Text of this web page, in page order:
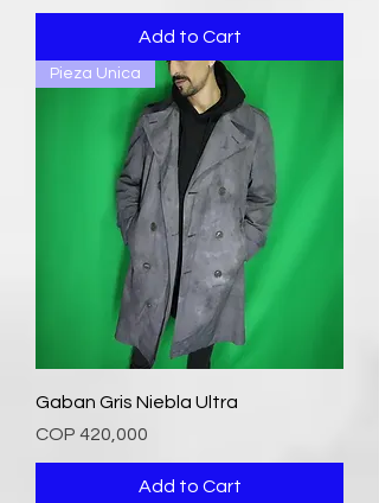
Add to Cart
Pieza Unica
Gaban Gris Niebla Ultra
Price
COP 420,000
Add to Cart